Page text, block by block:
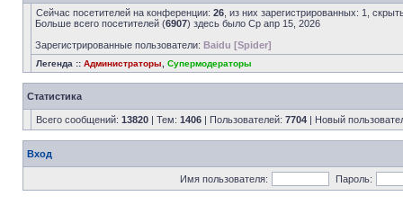
Сейчас посетителей на конференции: 26 , из них зарегистрированных: 1,
Больше всего посетителей (6907) здесь было Ср апр 15, 2026
Зарегистрированные пользователи: Baidu [Spider]
Легенда :: Администраторы Супермодераторы
Статистика
Всего сообщений: 13820 | Тем: 1406 | Пользователей: 7704 | Новый
Вход
Имя пользователя: Пароль: